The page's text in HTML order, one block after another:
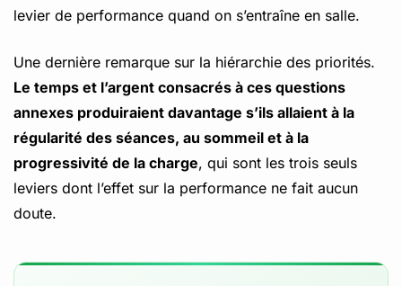
levier de performance quand on s’entraîne en salle.
Une dernière remarque sur la hiérarchie des priorités.
Le temps et l’argent consacrés à ces questions
annexes produiraient davantage s’ils allaient à la
régularité des séances, au sommeil et à la
progressivité de la charge, qui sont les trois seuls
leviers dont l’effet sur la performance ne fait aucun
doute.